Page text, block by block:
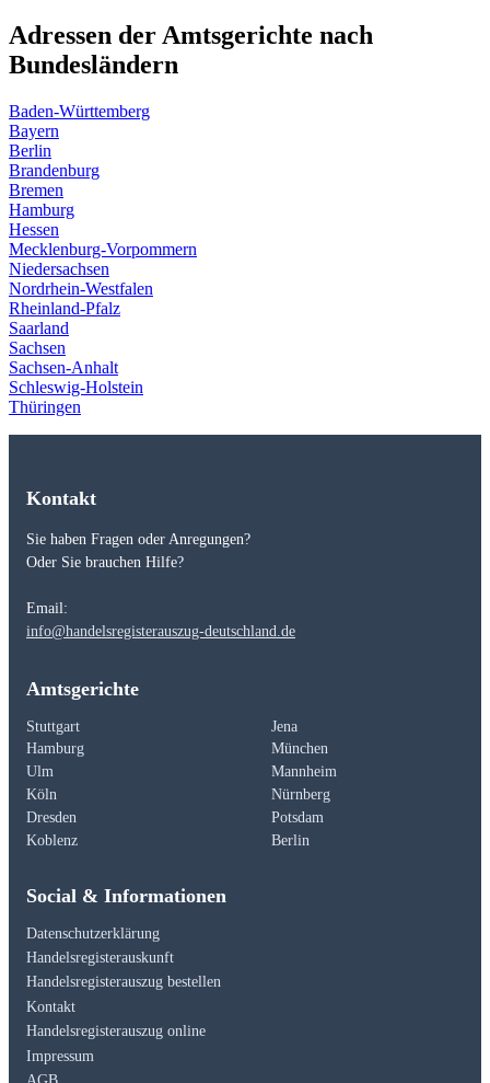
Adressen der Amtsgerichte nach
Bundesländern
Baden-Württemberg
Bayern
Berlin
Brandenburg
Bremen
Hamburg
Hessen
Mecklenburg-Vorpommern
Niedersachsen
Nordrhein-Westfalen
Rheinland-Pfalz
Saarland
Sachsen
Sachsen-Anhalt
Schleswig-Holstein
Thüringen
Kontakt
Sie haben Fragen oder Anregungen?
Oder Sie brauchen Hilfe?
Email:
info@handelsregisterauszug-deutschland.de
Amtsgerichte
Stuttgart
Jena
Hamburg
München
Ulm
Mannheim
Köln
Nürnberg
Dresden
Potsdam
Koblenz
Berlin
Social & Informationen
Datenschutzerklärung
Handelsregisterauskunft
Handelsregisterauszug bestellen
Kontakt
Handelsregisterauszug online
Impressum